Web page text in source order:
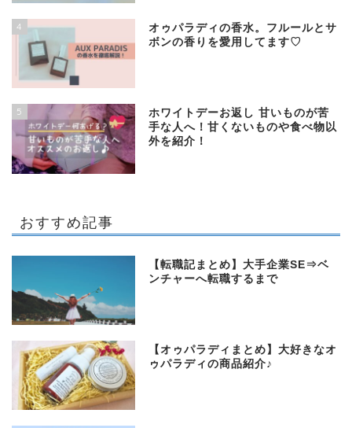
4
オゥパラディの香水。フルールとサ
ボンの香りを愛用してます♡
5
ホワイトデーお返し 甘いものが苦
手な人へ！甘くないものや食べ物以
外を紹介！
おすすめ記事
【転職記まとめ】大手企業SE⇒ベ
ンチャーへ転職するまで
【オゥパラディまとめ】大好きなオ
ゥパラディの商品紹介♪